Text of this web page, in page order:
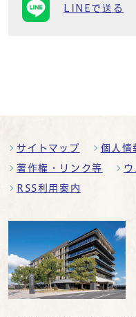
LINEで送る
サイトマップ 個人情
著作権・リンク等
RSS利用案内